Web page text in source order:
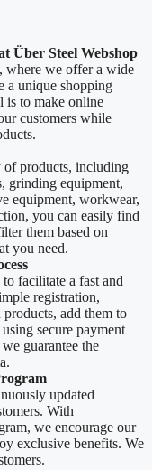
Über Steel Webshop
where we offer a wide
a unique shopping
is to make online
customers while
of products, including
grinding equipment,
equipment, workwear,
you can easily find
them based on
you need.
facilitate a fast and
registration,
add them to
secure payment
guarantee the
updated
With
we encourage our
exclusive benefits. We